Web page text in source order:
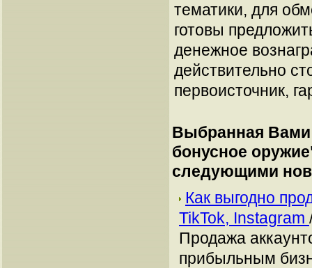
тематики, для
готовы
денежное
действительно
первоисточник,
Выбранная Вами
бонусное оружие
следующими
Как выгодно
TikTok, Instagram
Продажа
прибыльным